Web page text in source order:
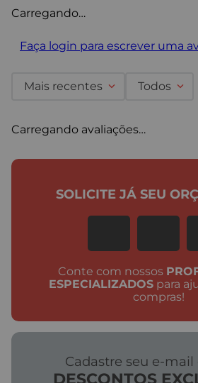
Carregando…
Faça login para escrever uma
Mais recentes Todos
Carregando avaliações…
Conte com nossos
ESPECIALIZADOSpara
compras!
SOLICITE JÁ SEU
Cadastre seu e-mail